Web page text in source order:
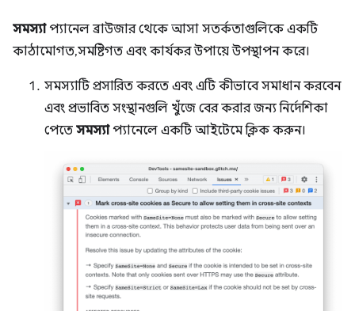
সমস্যাপ্যানেল ব্রাউজার থেকে আসা সতর্কতাগুলিকে একটি
কাঠামোগত, সমষ্টিগত এবং কার্যকর উপায়ে উপস্থাপন করে।
সমস্যাটি প্রসারিত করতে এবং এটি কীভাবে সমাধান করবেন
এবং প্রভাবিত সংস্থানগুলি খুঁজে বের করার জন্য নির্দেশিকা
পেতে সমস্যাপ্যানেলে একটি আইটেমে ক্লিক করুন।